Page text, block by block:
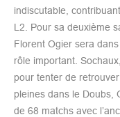
indiscutable,
L2. Pour sa deuxième
Florent Ogier sera
rôle important.
pour tenter de
pleines dans le Doubs,
de 68 matchs avec